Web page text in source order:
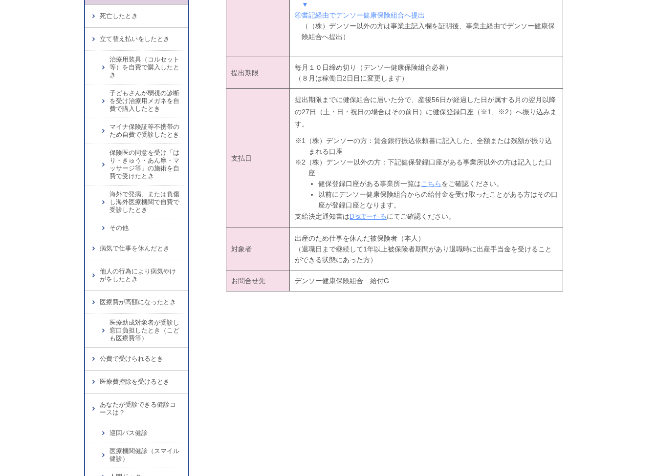
▼
書記経由でデンソー健康保険組合へ提出
（（株）デンソー以外の方は事業主記入欄を証明後、事業主経由でデンソー健康保
険組合へ提出）
提出期限
毎月１０日締め切り（デンソー健康保険組合必着）
（８月は稼働日2日目に変更します）
支払日
提出期限までに健保組合に届いた分で、産後56日が経過した日が属する月の翌月以降
の27日（土・日・祝日の場合はその前日）に健保登録口座 （※1、※2）へ振り込みま
す。
※1（株）デンソーの方：賃金銀行振込依頼書に記入した、全額または残額が振り込
まれる口座
※2（株）デンソー以外の方：下記健保登録口座がある事業所以外の方は記入した口
座
健保登録口座がある事業所一覧はこちらをご確認ください。
以前にデンソー健康保険組合からの給付金を受け取ったことがある方はその口
座が登録口座となります。
支給決定通知書はD’sぽーたるにてご確認ください。
対象者
出産のため仕事を休んだ被保険者（本人）
（退職日まで継続して1年以上被保険者期間があり退職時に出産手当金を受けること
ができる状態にあった方）
お問合せ先 デンソー健康保険組合 給付G
死亡したとき
立て替え払いをしたとき
治療用装具（コルセット
等）を自費で購入したと
き
子どもさんが弱視の診断
を受け治療用メガネを自
費で購入したとき
マイナ保険証等不携帯の
ため自費で受診したとき
保険医の同意を受け「は
り・きゅう・あん摩・マ
ッサージ等」の施術を自
費で受けたとき
海外で発病、または負傷
し海外医療機関で自費で
受診したとき
その他
病気で仕事を休んだとき
他人の行為により病気やけ
がをしたとき
医療費が高額になったとき
医療助成対象者が受診し
窓口負担したとき（こど
も医療費等）
公費で受けられるとき
医療費控除を受けるとき
あなたが受診できる健診コ
ースは？
巡回バス健診
医療機関健診（スマイル
健診）